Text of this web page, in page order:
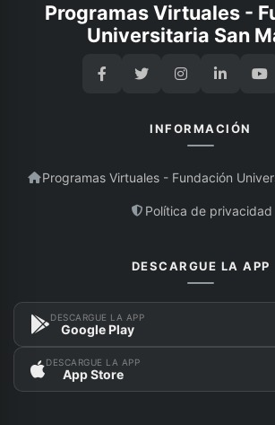
Programas Virtuales -
Universitaria San
INFORMACIÓN
Programas Virtuales - Fundación
Política de privacidad
DESCARGUE LA APP
DESCARGUE LA APP
Google Play
DESCARGUE LA APP
App Store